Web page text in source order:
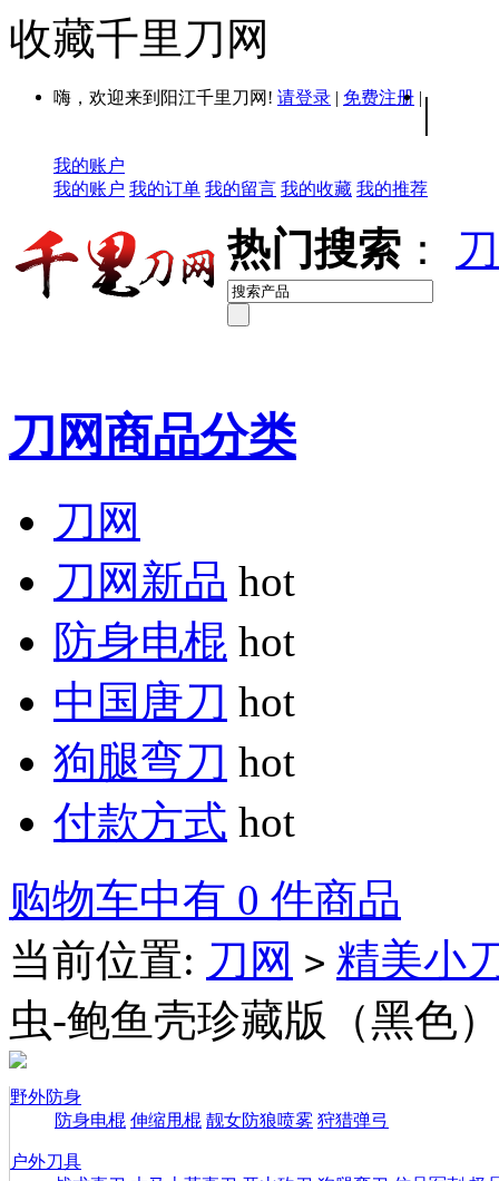
收藏千里刀网
嗨，欢迎来到阳江千里刀网! 请登录 | 免费注册 | |
我的账户
我的账户 我的订单 我的留言 我的收藏 我的推荐
热门搜索 ：
刀网商品分类
刀网
刀网新品 hot
防身电棍 hot
中国唐刀 hot
狗腿弯刀 hot
付款方式 hot
购物车中有 0 件商品
当前位置: 刀网 > 精美小
虫-鲍鱼壳珍藏版（黑色
野外防身
防身电棍 伸缩甩棍 靓女防狼喷雾 狩猎弹弓
户外刀具